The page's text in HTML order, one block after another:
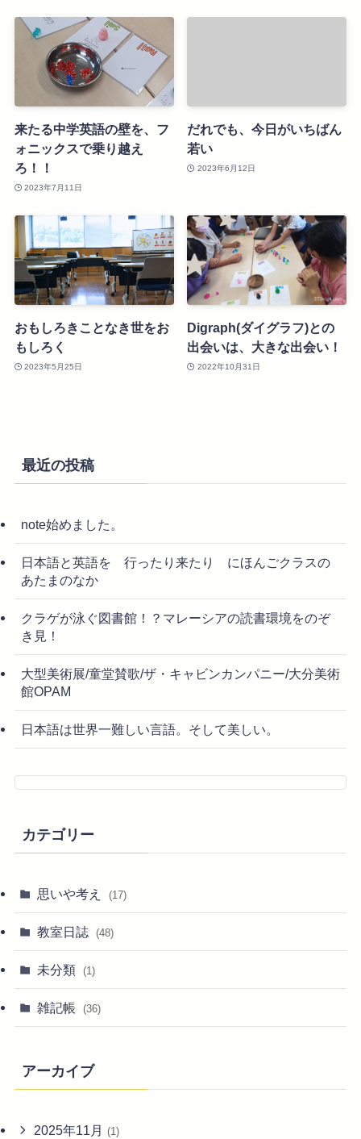
来たる中学英語の壁を、フ
ォニックスで乗り越え
ろ！！
2023年7月11日
だれでも、今日がいちばん
若い
2023年6月12日
おもしろきことなき世をお
もしろく
2023年5月25日
Digraph(ダイグラフ)との
出会いは、大きな出会い！
2022年10月31日
最近の投稿
note始めました。
日本語と英語を 行ったり来たり にほんごクラスの
あたまのなか
クラゲが泳ぐ図書館！？マレーシアの読書環境をのぞ
き見！
大型美術展/童堂賛歌/ザ・キャビンカンパニー/大分美術
館OPAM
日本語は世界一難しい言語。そして美しい。
カテゴリー
思いや考え (17)
教室日誌 (48)
未分類 (1)
雑記帳 (36)
アーカイブ
2025年11月 (1)